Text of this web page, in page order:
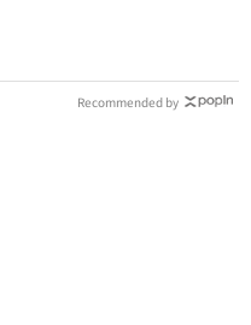
Recommended by